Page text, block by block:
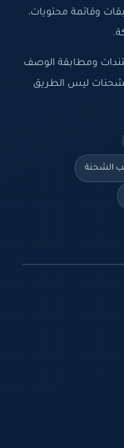
وقائمة محتويات،
ومطابقة الوصف
ليس الطريق
الشحنة